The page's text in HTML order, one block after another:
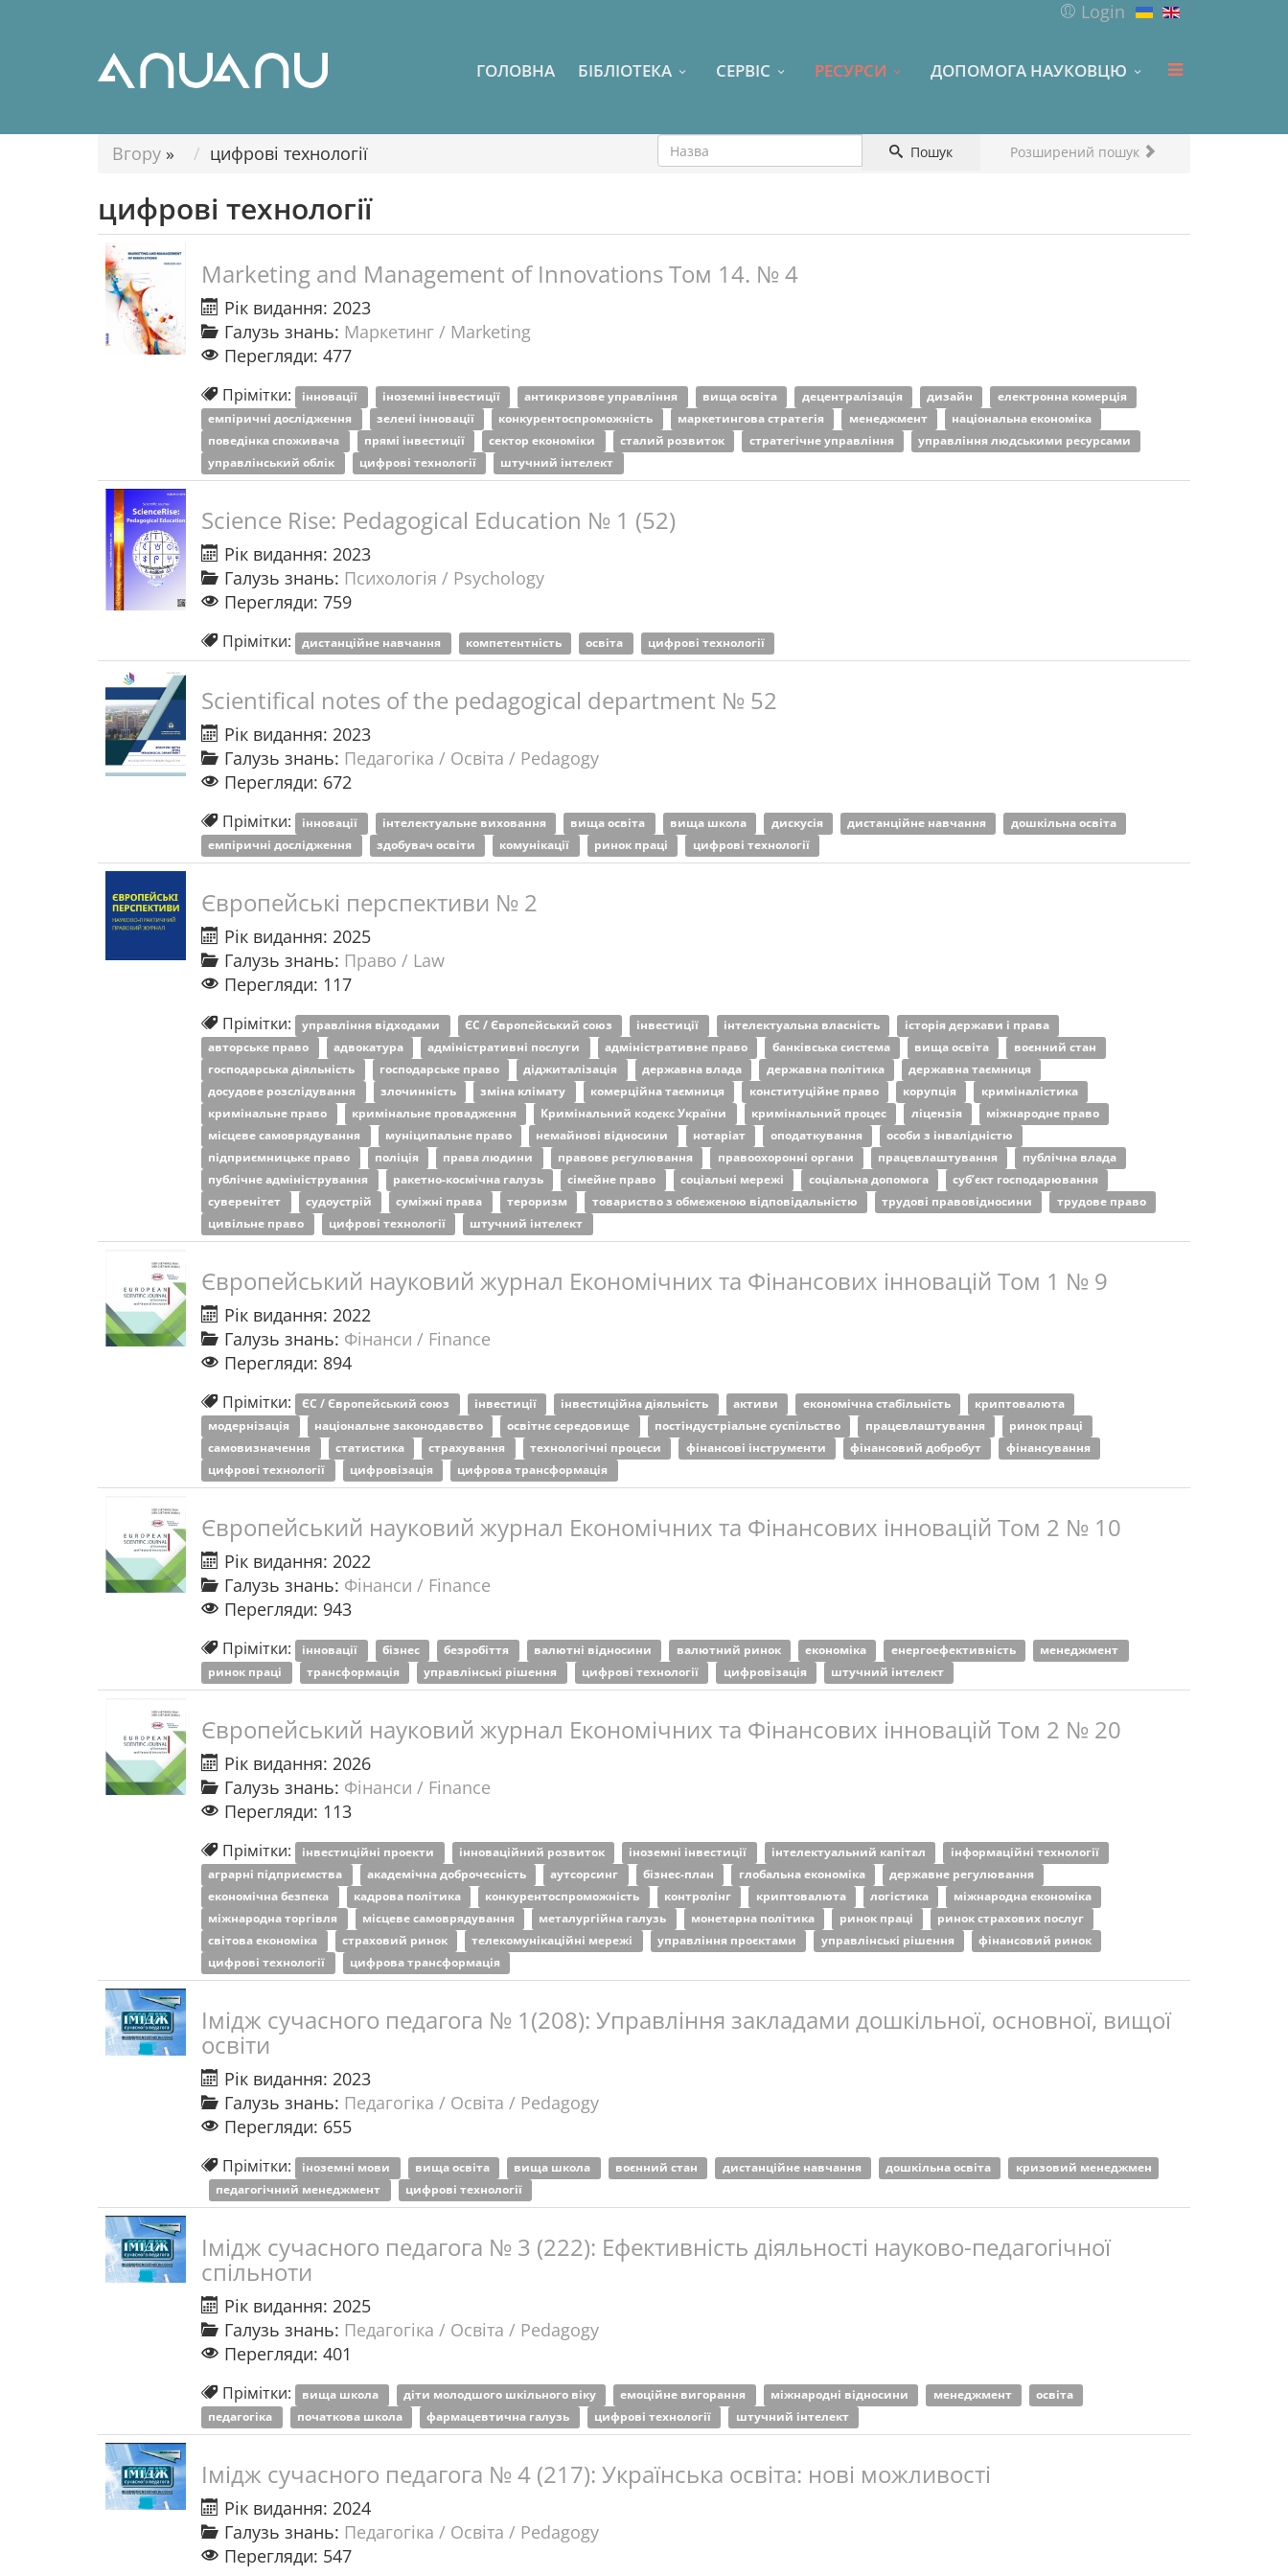
Login
ГОЛОВНА БІБЛІОТЕКА СЕРВІС РЕСУРСИ ДОПОМОГА НАУКОВЦЮ
Пошук Розширений пошук
Вгору » цифрові технології
цифрові технології
Marketing and Management of Innovations Том 14. № 4
Рік видання: 2023
Галузь знань: Маркетинг / Marketing
Перегляди: 477
Прімітки: інновації іноземні інвестиції антикризове управління вища освіта децентралізація дизайн
електронна комерція
емпіричні дослідження
зелені інновації конкурентоспроможність маркетингова стратегія менеджмент
національна економіка
поведінка споживача
прямі інвестиції сектор економіки сталий розвиток стратегічне управління
управління людськими ресурсами
управлінський облік
цифрові технології штучний інтелект
Science Rise: Pedagogical Education № 1 (52)
Рік видання: 2023
Галузь знань: Психологія / Psychology
Перегляди: 759
Прімітки: дистанційне навчання компетентність освіта цифрові технології
Scientifical notes of the pedagogical department № 52
Рік видання: 2023
Галузь знань: Педагогіка / Освіта / Pedagogy
Перегляди: 672
Прімітки: інновації інтелектуальне виховання вища освіта вища школа дискусія дистанційне навчання
дошкільна освіта
емпіричні дослідження
здобувач освіти комунікації ринок праці цифрові технології
Європейські перспективи № 2
Рік видання: 2025
Галузь знань: Право / Law
Перегляди: 117
Прімітки: управління відходами ЄС / Європейський союз інвестиції інтелектуальна власність
історія держави і права
авторське право
адвокатура адміністративні послуги адміністративне право банківська система вища освіта
воєнний стан
господарська діяльність
господарське право діджиталізація державна влада державна політика
державна таємниця
досудове розслідування
злочинність зміна клімату комерційна таємниця конституційне право корупція
криміналістика
кримінальне право
кримінальне провадження Кримінальний кодекс України кримінальний процес ліцензія
міжнародне право
місцеве самоврядування
муніципальне право немайнові відносини нотаріат оподаткування
особи з інвалідністю
підприємницьке право
поліція права людини правове регулювання правоохоронні органи працевлаштування
публічна влада
публічне адміністрування
ракетно-космічна галузь сімейне право соціальні мережі соціальна допомога
суб’єкт господарювання
суверенітет
судоустрій суміжні права тероризм товариство з обмеженою відповідальністю трудові правовідносини
трудове право
цивільне право
цифрові технології штучний інтелект
Європейський науковий журнал Економічних та Фінансових інновацій Том 1 № 9
Рік видання: 2022
Галузь знань: Фінанси / Finance
Перегляди: 894
Прімітки: ЄС / Європейський союз інвестиції інвестиційна діяльність активи економічна стабільність
криптовалюта
модернізація
національне законодавство освітнє середовище постіндустріальне суспільство працевлаштування
ринок праці
самовизначення
статистика страхування технологічні процеси фінансові інструменти фінансовий добробут
фінансування
цифрові технології
цифровізація цифрова трансформація
Європейський науковий журнал Економічних та Фінансових інновацій Том 2 № 10
Рік видання: 2022
Галузь знань: Фінанси / Finance
Перегляди: 943
Прімітки: інновації бізнес безробіття валютні відносини валютний ринок економіка енергоефективність
менеджмент
ринок праці
трансформація управлінські рішення цифрові технології цифровізація штучний інтелект
Європейський науковий журнал Економічних та Фінансових інновацій Том 2 № 20
Рік видання: 2026
Галузь знань: Фінанси / Finance
Перегляди: 113
Прімітки: інвестиційні проекти інноваційний розвиток іноземні інвестиції інтелектуальний капітал
інформаційні технології
аграрні підприємства
академічна доброчесність аутсорсинг бізнес-план глобальна економіка
державне регулювання
економічна безпека
кадрова політика конкурентоспроможність контролінг криптовалюта логістика
міжнародна економіка
міжнародна торгівля
місцеве самоврядування металургійна галузь монетарна політика ринок праці
ринок страхових послуг
світова економіка
страховий ринок телекомунікаційні мережі управління проєктами управлінські рішення
фінансовий ринок
цифрові технології
цифрова трансформація
Імідж сучасного педагога № 1(208): Управління закладами дошкільної, основної, вищої
освіти
Рік видання: 2023
Галузь знань: Педагогіка / Освіта / Pedagogy
Перегляди: 655
Прімітки: іноземні мови вища освіта вища школа воєнний стан дистанційне навчання дошкільна освіта
кризовий менеджмен
педагогічний менеджмент
цифрові технології
Імідж сучасного педагога № 3 (222): Ефективність діяльності науково-педагогічної
спільноти
Рік видання: 2025
Галузь знань: Педагогіка / Освіта / Pedagogy
Перегляди: 401
Прімітки: вища школа діти молодшого шкільного віку емоційне вигорання міжнародні відносини менеджмент
освіта
педагогіка
початкова школа фармацевтична галузь цифрові технології штучний інтелект
Імідж сучасного педагога № 4 (217): Українська освіта: нові можливості
Рік видання: 2024
Галузь знань: Педагогіка / Освіта / Pedagogy
Перегляди: 547